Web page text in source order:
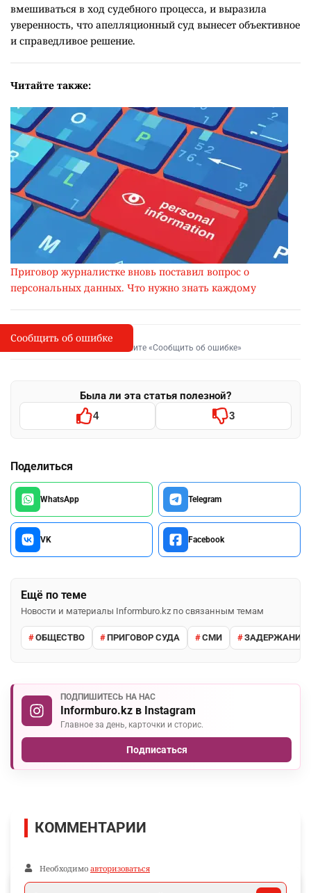
вмешиваться в ход судебного процесса, и выразила
уверенность, что апелляционный суд вынесет объективное
и справедливое решение.
Читайте также:
Приговор журналистке вновь поставил вопрос о
персональных данных. Что нужно знать каждому
I
Сообщить об опечатке
Выделите фрагмент и нажмите «Сообщить об ошибке»
Была ли эта статья полезной?
4 3
Поделиться
WhatsApp Telegram
VK Facebook
Ещё по теме
Новости и материалы Informburo.kz по связанным темам
ОБЩЕСТВО ПРИГОВОР СУДА СМИ ЗАДЕРЖАНИЕ
ПОДПИШИТЕСЬ НА НАС
Informburo.kz в Instagram
Главное за день, карточки и сторис.
Подписаться
Сообщить об ошибке
КОММЕНТАРИИ
Необходимо авторизоваться